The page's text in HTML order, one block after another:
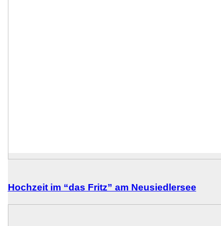
Hochzeit im “das Fritz” am Neusiedlersee